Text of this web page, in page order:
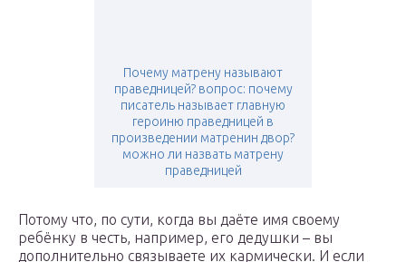
Почему матрену называют
праведницей? вопрос: почему
писатель называет главную
героиню праведницей в
произведении матренин двор?
можно ли назвать матрену
праведницей
Потому что, по сути, когда вы даёте имя своему
ребёнку в честь, например, его дедушки – вы
дополнительно связываете их кармически. И если